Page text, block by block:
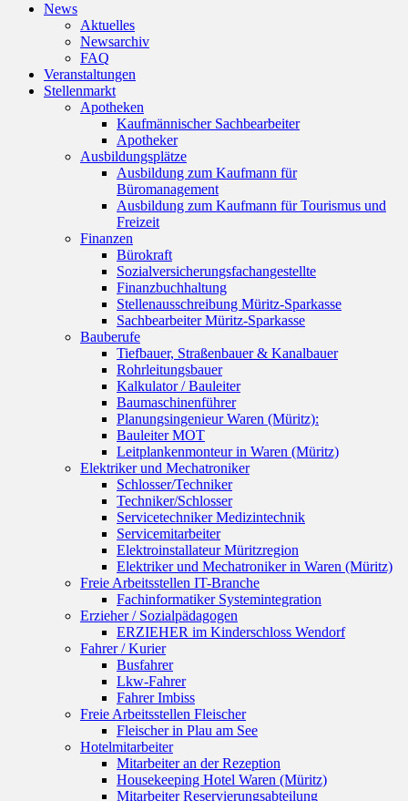
News
Aktuelles
Newsarchiv
FAQ
Veranstaltungen
Stellenmarkt
Apotheken
Kaufmännischer Sachbearbeiter
Apotheker
Ausbildungsplätze
Ausbildung zum Kaufmann für
Büromanagement
Ausbildung zum Kaufmann für Tourismus und
Freizeit
Finanzen
Bürokraft
Sozialversicherungsfachangestellte
Finanzbuchhaltung
Stellenausschreibung Müritz-Sparkasse
Sachbearbeiter Müritz-Sparkasse
Bauberufe
Tiefbauer, Straßenbauer & Kanalbauer
Rohrleitungsbauer
Kalkulator / Bauleiter
Baumaschinenführer
Planungsingenieur Waren (Müritz):
Bauleiter MOT
Leitplankenmonteur in Waren (Müritz)
Elektriker und Mechatroniker
Schlosser/Techniker
Techniker/Schlosser
Servicetechniker Medizintechnik
Servicemitarbeiter
Elektroinstallateur Müritzregion
Elektriker und Mechatroniker in Waren (Müritz)
Freie Arbeitsstellen IT-Branche
Fachinformatiker Systemintegration
Erzieher / Sozialpädagogen
ERZIEHER im Kinderschloss Wendorf
Fahrer / Kurier
Busfahrer
Lkw-Fahrer
Fahrer Imbiss
Freie Arbeitsstellen Fleischer
Fleischer in Plau am See
Hotelmitarbeiter
Mitarbeiter an der Rezeption
Housekeeping Hotel Waren (Müritz)
Mitarbeiter Reservierungsabteilung